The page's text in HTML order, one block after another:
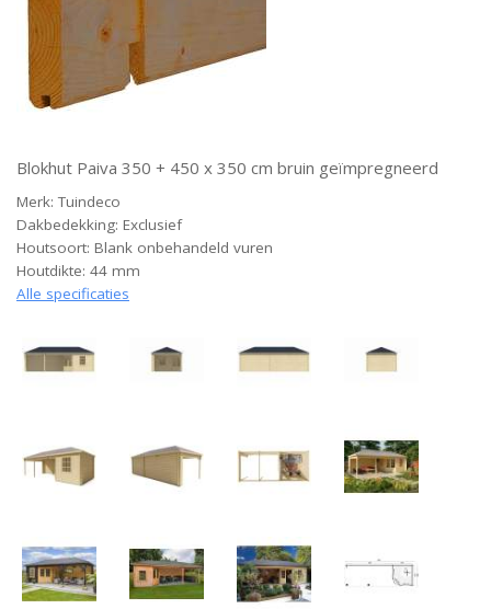
Blokhut Paiva 350 + 450 x 350 cm bruin geïmpregneerd
Merk: Tuindeco
Dakbedekking: Exclusief
Houtsoort: Blank onbehandeld vuren
Houtdikte: 44 mm
Alle specificaties